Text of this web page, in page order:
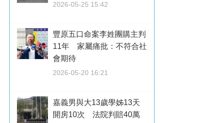
2026-05-25 15:42
豐原五口命案李姓團購主判
11年 家屬痛批：不符合社
會期待
2026-05-20 16:21
嘉義男與大13歲學姊13天
開房10次 法院判賠40萬